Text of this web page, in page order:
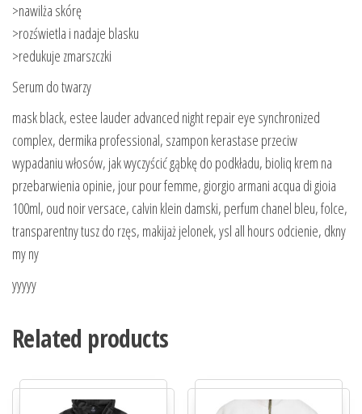
>nawilża skórę
>rozświetla i nadaje blasku
>redukuje zmarszczki
Serum do twarzy
mask black, estee lauder advanced night repair eye synchronized
complex, dermika professional, szampon kerastase przeciw
wypadaniu włosów, jak wyczyścić gąbkę do podkładu, bioliq krem na
przebarwienia opinie, jour pour femme, giorgio armani acqua di gioia
100ml, oud noir versace, calvin klein damski, perfum chanel bleu, folce,
transparentny tusz do rzęs, makijaż jelonek, ysl all hours odcienie, dkny
my ny
yyyyy
Related products